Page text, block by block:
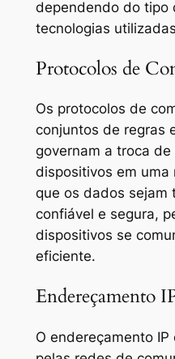
dependendo do tipo
tecnologias
Protocolos de
Os protocolos de
conjuntos de regras
governam a troca
dispositivos em uma
que os dados sejam
confiável e segura,
dispositivos se
eficiente.
Endereçamento
O endereçamento